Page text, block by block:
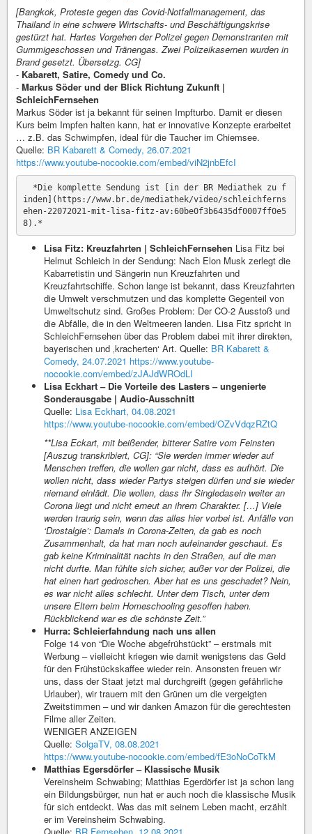
[Bangkok, Proteste gegen das Covid-Notfallmanagement, das
Thailand in eine schwere Wirtschafts- und Beschäftigungskrise
gestürzt hat. Hartes Vorgehen der Polizei gegen Demonstranten mit
Gummigeschossen und Tränengas. Zwei Polizeikasernen wurden in
Brand gesetzt. Übersetzg. CG]
- Kabarett, Satire, Comedy und Co.
- Markus Söder und der Blick Richtung Zukunft |
SchleichFernsehen
Markus Söder ist ja bekannt für seinen Impfturbo. Damit er diesen
Kurs beim Impfen halten kann, hat er innovative Konzepte erarbeitet
… z.B. das Schwimpfen, ideal für die Taucher im Chiemsee.
Quelle: BR Kabarett & Comedy, 26.07.2021
https://www.youtube-nocookie.com/embed/viN2jnbEfcI
inden](https://www.br.de/mediathek/video/schleichferns
ehen-22072021-mit-lisa-fitz-av:60be0f3b6435df0007ff0e5
Lisa Fitz: Kreuzfahrten | SchleichFernsehen Lisa Fitz bei
Helmut Schleich in der Sendung: Nach Elon Musk zerlegt die
Kabarretistin und Sängerin nun Kreuzfahrten und
Kreuzfahrtschiffe. Schon lange ist bekannt, dass Kreuzfahrten
die Umwelt verschmutzen und das komplette Gegenteil von
Umweltschutz sind. Großes Problem: Der CO-2 Ausstoß und
die Abfälle, die in den Weltmeeren landen. Lisa Fitz spricht in
SchleichFernsehen über das Problem dabei mit ihrer direkten,
bayerischen und ‚kracherten‘ Art. Quelle: BR Kabarett &
Comedy, 24.07.2021 https://www.youtube-
nocookie.com/embed/zJAJdWROdLI
Lisa Eckhart – Die Vorteile des Lasters – ungenierte
Sonderausgabe | Audio-Ausschnitt
Quelle: Lisa Eckhart, 04.08.2021
https://www.youtube-nocookie.com/embed/OZvVdqzRZtQ
**Lisa Eckart, mit beißender, bitterer Satire vom Feinsten
[Auszug transkribiert, CG]: “Sie werden immer wieder auf
Menschen treffen, die wollen gar nicht, dass es aufhört. Die
wollen nicht, dass wieder Partys steigen dürfen und sie wieder
niemand einlädt. Die wollen, dass ihr Singledasein weiter an
Corona liegt und nicht erneut an ihrem Charakter. […] Viele
werden traurig sein, wenn das alles hier vorbei ist. Anfälle von
‘Drostalgie’: Damals in Corona-Zeiten, da gab es noch
Zusammenhalt, da hat man noch aufeinander geschaut. Es
gab keine Kriminalität nachts in den Straßen, auf die man
nicht durfte. Man fühlte sich sicher, außer vor der Polizei, die
hat einen hart gedroschen. Aber hat es uns geschadet? Nein,
es war nicht alles schlecht. Unter dem Tisch, unter dem
unsere Eltern beim Homeschooling gesoffen haben.
Rückblickend war es die schönste Zeit.”
Hurra: Schleierfahndung nach uns allen
Folge 14 von “Die Woche abgefrühstückt” – erstmals mit
Werbung – vielleicht kriegen wie damit wenigstens das Geld
für den Frühstückskaffee wieder rein. Ansonsten freuen wir
uns, dass der Staat jetzt mal durchgreift (gegen gefährliche
Urlauber), wir trauern mit den Grünen um die vergeigten
Zweitstimmen – und wir danken Amazon für die gerechtesten
Filme aller Zeiten.
WENIGER ANZEIGEN
Quelle: SolgaTV, 08.08.2021
https://www.youtube-nocookie.com/embed/fE3oNoCoTkM
Matthias Egersdörfer – Klassische Musik
Vereinsheim Schwabing; Matthias Egerdörfer ist ja schon lang
ein Bildungsbürger, nun hat er auch noch die klassische Musik
für sich entdeckt. Was das mit seinem Leben macht, erzählt
er im Vereinsheim Schwabing.